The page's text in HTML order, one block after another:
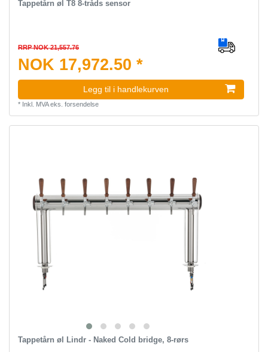
Tappetårn øl T8 8-tråds sensor
RRP NOK 21,557.76
NOK 17,972.50 *
Legg til i handlekurven
* Inkl. MVAeks. forsendelse
Tappetårn øl Lindr - Naked Cold bridge, 8-rørs